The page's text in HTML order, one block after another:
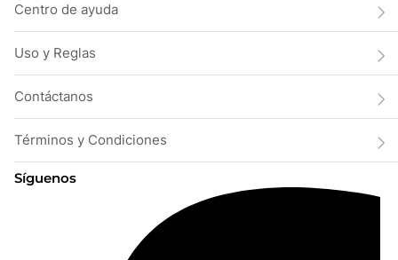
Centro de ayuda
Uso y Reglas
Contáctanos
Términos y Condiciones
Síguenos